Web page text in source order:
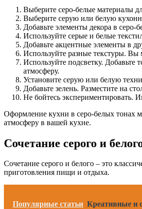
Выберите серо-белые материалы
Выберите серую или белую
Добавьте элементы декора в
Используйте серые и белые
Добавьте акцентные элементы в
Используйте разные текстуры. Вы
Используйте подсветку.
атмосферу.
Установите серую или белую
Добавьте зелень. Разместите на
Не бойтесь экспериментировать.
Оформление кухни в серо-белых тонах
атмосферу в вашей кухне.
Сочетание серого и
Сочетание серого и белого – это
приготовления пищи и отдыха.
Популярные статьи Креативные и